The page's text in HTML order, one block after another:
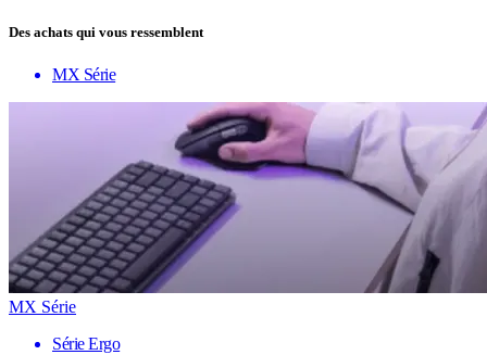
Des achats qui vous ressemblent
MX Série
MX Série
Série Ergo